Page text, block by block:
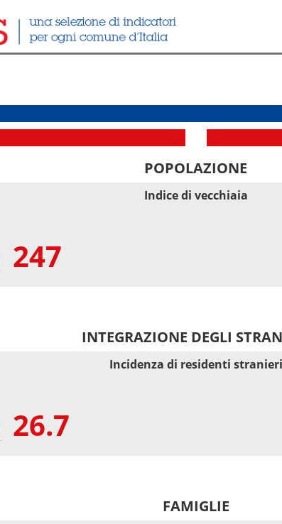
POPOLAZIONE
247
Indice di vecchiaia
INTEGRAZIONE DEGLI
26.7
Incidenza di residenti stranieri
FAMIGLIE